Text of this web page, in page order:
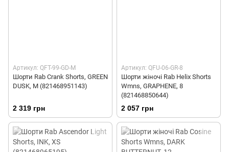
Артикул: QFT-99-GD-M
Шорти Rab Crank Shorts, GREEN
DUSK, M (821468951143)
2 319 грн
Артикул: QFU-06-GR-8
Шорти жіночі Rab Helix Shorts
Wmns, GRAPHENE, 8
(821468850644)
2 057 грн